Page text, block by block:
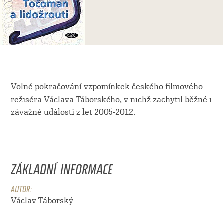
Volné pokračování vzpomínkek českého filmového
režiséra Václava Táborského, v nichž zachytil běžné i
závažné události z let 2005-2012.
ZÁKLADNÍ INFORMACE
AUTOR:
Václav Táborský